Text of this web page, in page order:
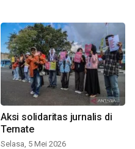
Aksi solidaritas jurnalis di
Ternate
Selasa, 5 Mei 2026